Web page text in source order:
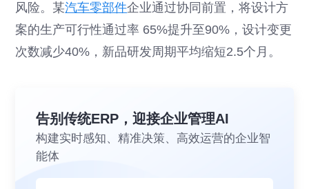
风险。某汽车零部件企业通过协同前置，将设计方
案的生产可行性通过率 65%提升至90%，设计变更
次数减少40%，新品研发周期平均缩短2.5个月。
告别传统ERP，迎接企业管理AI
构建实时感知、精准决策、高效运营的企业智
能体